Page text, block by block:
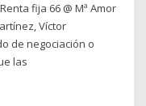
fija 66 @ Mª Amor
Víctor
de negociación o
las